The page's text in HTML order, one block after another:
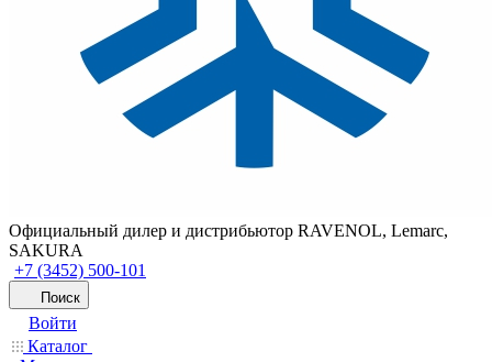
Официальный дилер и дистрибьютор RAVENOL, Lemarc,
SAKURA
+7 (3452) 500-101
Поиск
Войти
Каталог